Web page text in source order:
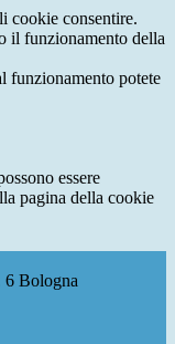
cookie consentire.
il funzionamento della
funzionamento potete
essere
pagina della cookie
6 Bologna